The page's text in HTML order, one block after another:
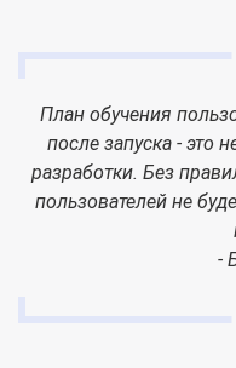
План обучения
после запуска - это
разработки. Без
пользователей не
-